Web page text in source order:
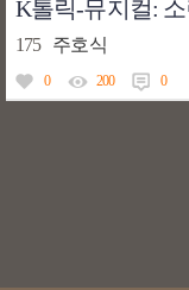
175 주호식
0 200 0